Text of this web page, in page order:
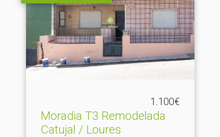
1.100€
Moradia T3 Remodelada
Catujal / Loures